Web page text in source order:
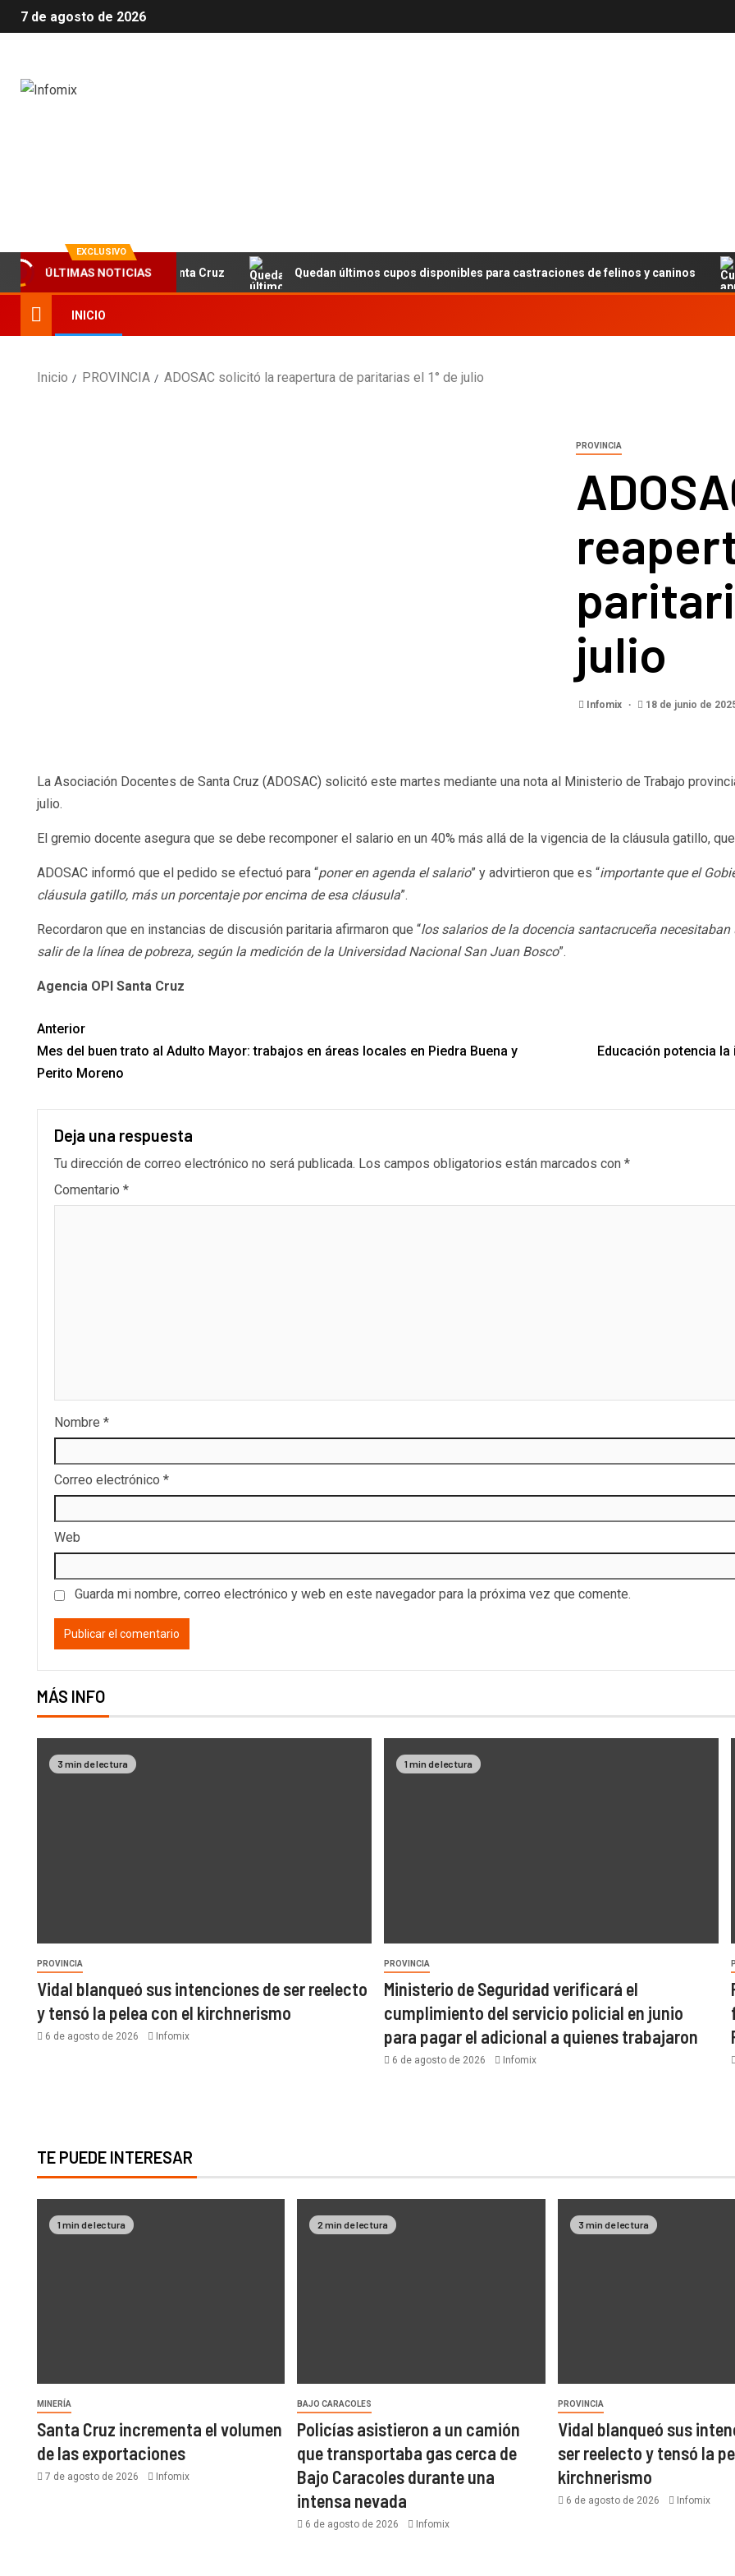
7 de agosto de 2026
EXCLUSIVO
ÚLTIMAS NOTICIAS
y la Fundación Banco Santa Cruz Quedan últimos cupos disponibles para castraciones de felinos y caninos
INICIO
Inicio PROVINCIA ADOSAC solicitó la reapertura de paritarias el 1° de julio
PROVINCIA
julio
Infomix 18 de junio de
La Asociación Docentes de Santa Cruz (ADOSAC) solicitó este martes mediante una nota al Ministerio de Trabajo
julio.
El gremio docente asegura que se debe recomponer el salario en un 40% más allá de la vigencia de la cláusula gatillo,
ADOSAC informó que el pedido se efectuó para “poner en agenda el salario” y advirtieron que es “importante que el
cláusula gatillo, más un porcentaje por encima de esa cláusula”.
Recordaron que en instancias de discusión paritaria afirmaron que “los salarios de la docencia santacruceña
salir de la línea de pobreza, según la medición de la Universidad Nacional San Juan Bosco”.
Agencia OPI Santa Cruz
Anterior
Mes del buen trato al Adulto Mayor: trabajos en áreas locales en Piedra Buena y
Perito Moreno
Educación potencia
Deja una respuesta
Tu dirección de correo electrónico no será publicada. Los campos obligatorios están marcados con *
Comentario *
Nombre *
Correo electrónico *
Web
Guarda mi nombre, correo electrónico y web en este navegador para la próxima vez que comente.
MÁS INFO
3 min de lectura
PROVINCIA
Vidal blanqueó sus intenciones de ser reelecto
y tensó la pelea con el kirchnerismo
6 de agosto de 2026 Infomix
1 min de lectura
PROVINCIA
Ministerio de Seguridad verificará el
cumplimiento del servicio policial en junio
para pagar el adicional a quienes trabajaron
6 de agosto de 2026 Infomix
TE PUEDE INTERESAR
1 min de lectura
MINERÍA
Santa Cruz incrementa el volumen
de las exportaciones
7 de agosto de 2026 Infomix
2 min de lectura
BAJO CARACOLES
Policías asistieron a un camión
que transportaba gas cerca de
Bajo Caracoles durante una
intensa nevada
6 de agosto de 2026 Infomix
3 min de lectura
PROVINCIA
Vidal blanqueó sus
ser reelecto y tensó la
kirchnerismo
6 de agosto de 2026 Infomix